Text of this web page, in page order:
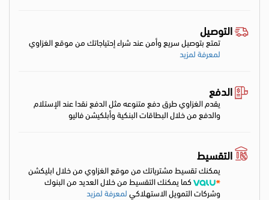
التوصيل
تمتع بتوصيل سريع وأمن عند شراء إحتياجاتك من موقع الغزاوي
لمعرفة لمزيد
الدفع
يقدم الغزاوي طرق دفع متنوعه مثل الدفع نقدا عند الإستلام
والدفع من خلال البطاقات البنكية وأبلكيشن فاليو
التقسيط
يمكنك تقسيط مشترياتك من موقع الغزاوي من خلال ابليكشن
كما يمكنك التقسيط من خلال العديد من البنوك
وشركات التمويل الاستهلاكيلمعرفة لمزيد